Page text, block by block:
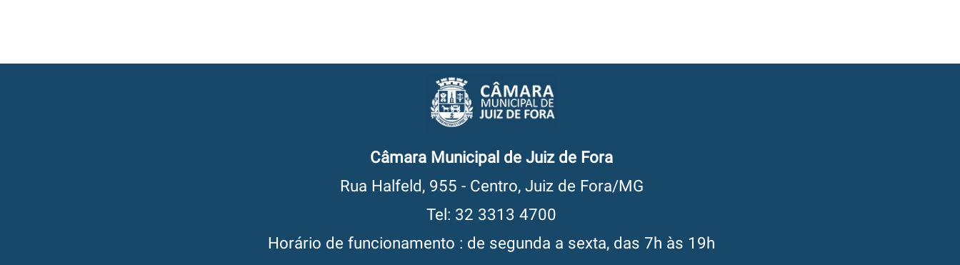
Câmara Municipal de Juiz de Fora
Rua Halfeld, 955 - Centro, Juiz de Fora/MG
Tel: 32 3313 4700
Horário de funcionamento : de segunda a sexta, das 7h às 19h